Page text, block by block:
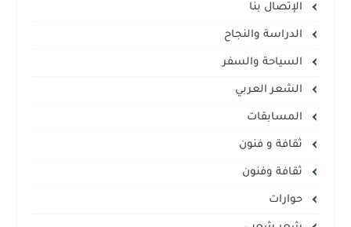
الإتصال بنا
الدراسة والنجاح
السياحة والسفر
الشعر العربي
المسابقات
ثقافة و فنون
ثقافة وفنون
حوارات